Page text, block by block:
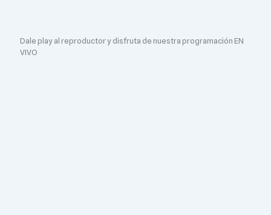
Dale play al reproductor y disfruta de nuestra programación EN
VIVO